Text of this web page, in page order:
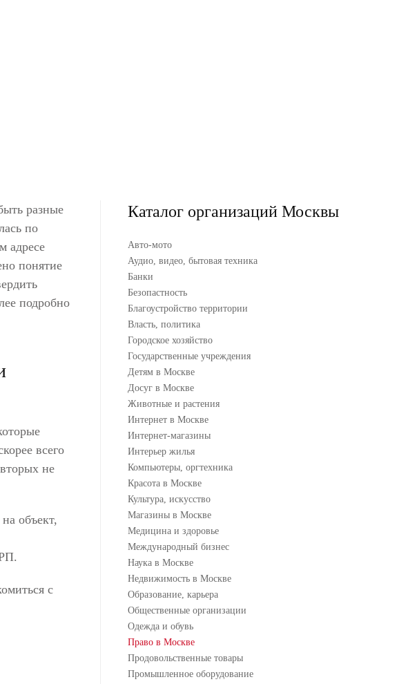
разные
по
адресе
понятие
подробно
всего
не
объект,
с
Каталог организаций Москвы
Авто-мото
Аудио, видео, бытовая техника
Банки
Безопастность
Благоустройство территории
Власть, политика
Городское хозяйство
Государственные учреждения
Детям в Москве
Досуг в Москве
Животные и растения
Интернет в Москве
Интернет-магазины
Интерьер жилья
Компьютеры, оргтехника
Красота в Москве
Культура, искусство
Магазины в Москве
Медицина и здоровье
Международный бизнес
Наука в Москве
Недвижимость в Москве
Образование, карьера
Общественные организации
Одежда и обувь
Право в Москве
Продовольственные товары
Промышленное оборудование